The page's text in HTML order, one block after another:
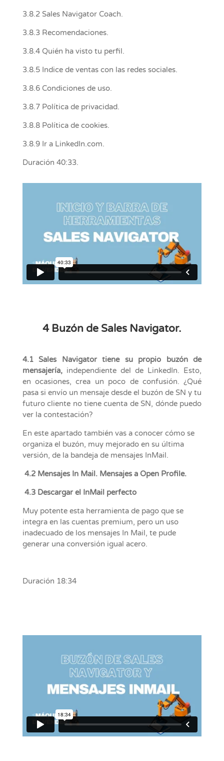
3.8.2 Sales Navigator Coach.
3.8.3 Recomendaciones.
3.8.4 Quién ha visto tu perfil.
3.8.5 Indice de ventas con las redes sociales.
3.8.6 Condiciones de uso.
3.8.7 Política de privacidad.
3.8.8 Política de cookies.
3.8.9 Ir a LinkedIn.com.
Duración 40:33.
4 Buzón de Sales Navigator.
4.1 Sales Navigator tiene su propio buzón de
mensajería,independiente del de LinkedIn. Esto,
en ocasiones, crea un poco de confusión. ¿Qué
pasa si envío un mensaje desde el buzón de SN y tu
futuro cliente no tiene cuenta de SN, dónde puedo
ver la contestación?
En este apartado también vas a conocer cómo se
organiza el buzón, muy mejorado en su última
versión, de la bandeja de mensajes InMail.
4.2 Mensajes In Mail. Mensajes a Open Profile.
4.3 Descargar el InMail perfecto
Muy potente esta herramienta de pago que se
integra en las cuentas premium, pero un uso
inadecuado de los mensajes In Mail, te pude
generar una conversión igual acero.
Duración 18:34